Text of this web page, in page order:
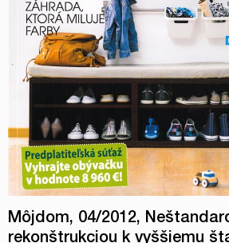
Môjdom, 04/2012,
rekonštrukciou k vyššiemu